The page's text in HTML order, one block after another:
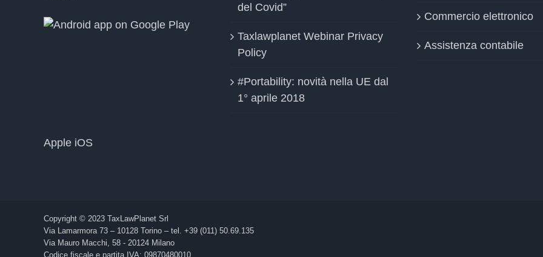
Apple iOS
del Covid”
Taxlawplanet Webinar Privacy
Policy
#Portability: novità nella UE dal
1° aprile 2018
Commercio elettronico
Assistenza contabile
Copyright © 2023 TaxLawPlanet Srl
Via Lamarmora 73 – 10128 Torino – tel. +39 (011) 50.69.135
Via Mauro Macchi, 58 - 20124 Milano
Codice fiscale e partita IVA: 09870480010